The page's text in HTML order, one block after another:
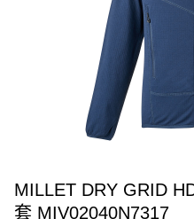
MILLET DRY GRID
套 MIV02040N7317